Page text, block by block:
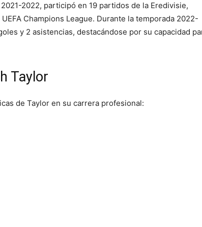
2022, participó en 19 partidos de la Eredivisie,
Champions League. Durante la temporada 2022-
y 2 asistencias, destacándose por su capacidad
Taylor
de Taylor en su carrera profesional: